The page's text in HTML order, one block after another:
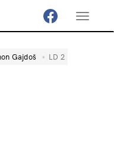
Toggle
Gajdoš LD 2